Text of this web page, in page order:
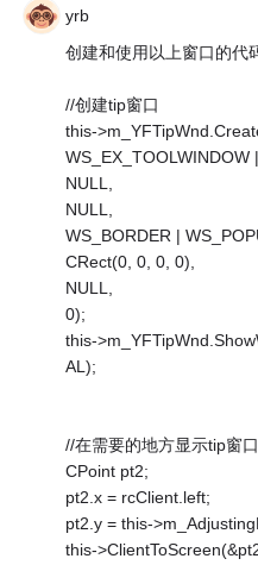
yrb
创建和使用以上窗口的代
//创建tip窗口
this-
WS_EX_TOOLWINDOW
NULL,
NULL,
WS_BORDER |
CRect(0, 0, 0, 0),
NULL,
0);
this-
AL);
//在需要的地方显示tip窗口
CPoint pt2;
pt2.x = rcClient.left;
pt2.y = this-
this-